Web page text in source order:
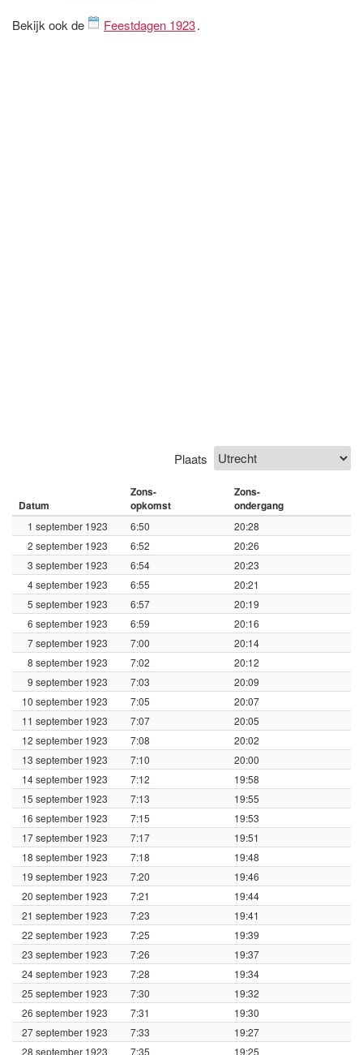
Bekijk ook de Feestdagen 1923.
Plaats
Datum
Zons-
opkomst
Zons-
ondergang
1 september 1923 6:50
20:28
2 september 1923
6:52
20:26
3 september 1923
6:54
20:23
4 september 1923
6:55
20:21
5 september 1923
6:57
20:19
6 september 1923
6:59
20:16
7 september 1923
7:00
20:14
8 september 1923
7:02
20:12
9 september 1923
7:03
20:09
10 september 1923
7:05
20:07
11 september 1923
7:07
20:05
12 september 1923
7:08
20:02
13 september 1923
7:10
20:00
14 september 1923
7:12
19:58
15 september 1923
7:13
19:55
16 september 1923
7:15
19:53
17 september 1923
7:17
19:51
18 september 1923
7:18
19:48
19 september 1923
7:20
19:46
20 september 1923
7:21
19:44
21 september 1923
7:23
19:41
22 september 1923
7:25
19:39
23 september 1923
7:26
19:37
24 september 1923
7:28
19:34
25 september 1923
7:30
19:32
26 september 1923
7:31
19:30
27 september 1923
7:33
19:27
28 september 1923
7:35 19:25